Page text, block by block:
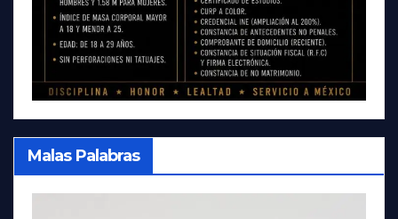
Malas Palabras